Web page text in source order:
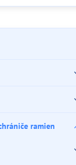
ramien